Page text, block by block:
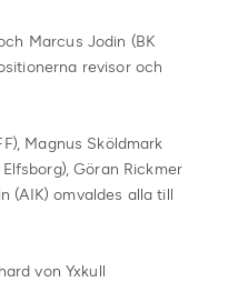
Marcus Jodin (BK
revisor och
Magnus Sköldmark
Göran Rickmer
(AIK) omvaldes alla till
von Yxkull